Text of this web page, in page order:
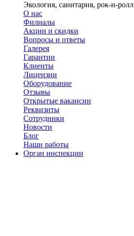
Экология, санитария, рок-н-ролл
О нас
Филиалы
Акции и скидки
Вопросы и ответы
Галерея
Гарантии
Клиенты
Лицензии
Оборудование
Отзывы
Открытые вакансии
Реквизиты
Сотрудники
Новости
Блог
Наши работы
Орган инспекции